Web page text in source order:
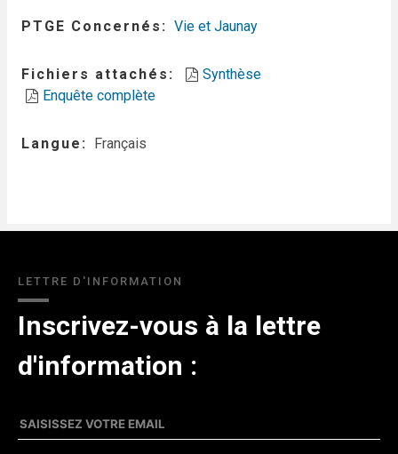
PTGE Concernés Vie et Jaunay
Fichiers attachés
Synthèse
Enquête complète
Langue Français
LETTRE D'INFORMATION
Inscrivez-vous à la lettre
d'information :